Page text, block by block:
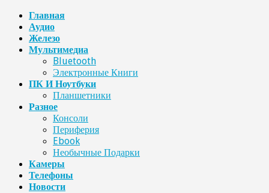
Главная
Аудио
Железо
Мультимедиа
Bluetooth
Электронные Книги
ПК И Ноутбуки
Планшетники
Разное
Консоли
Периферия
Ebook
Необычные Подарки
Камеры
Телефоны
Новости